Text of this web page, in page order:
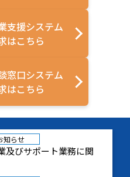
支援システム
はこちら
窓口システム
はこちら
知らせ
及びサポート業務に関